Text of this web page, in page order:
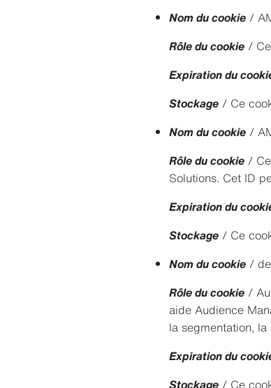
Nom du cookie /
Rôle du cookie /
Expiration du
Stockage / Ce
Nom du cookie /
Rôle du cookie /
Solutions. Cet ID
Expiration du
Stockage / Ce
Nom du cookie /
Rôle du cookie /
aide Audience
la segmentation,
Expiration du
Stockage / Ce